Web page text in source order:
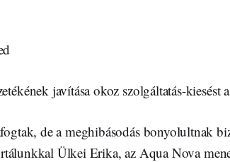
javítása okoz szolgáltatás-kiesést
de a meghibásodás bonyolultnak
Ülkei Erika, az Aqua Nova